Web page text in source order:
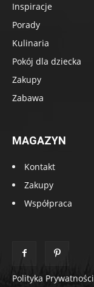
Inspiracje
Porady
Kulinaria
Pokój dla dziecka
Zakupy
Zabawa
MAGAZYN
Kontakt
Zakupy
Współpraca
Polityka Prywatności